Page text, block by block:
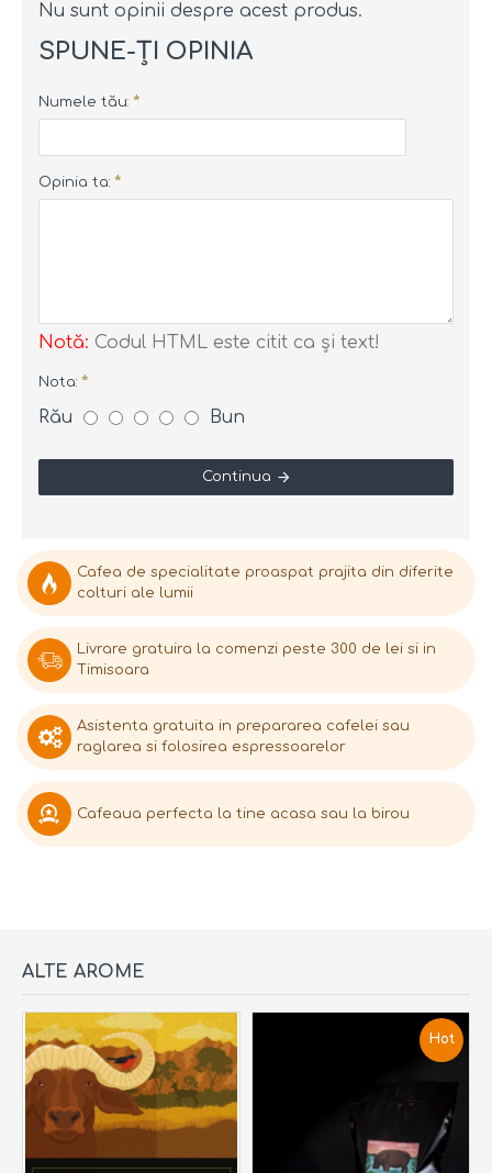
Cafea de specialitate proaspat prajita din diferite
colturi ale lumii
Livrare gratuira la comenzi peste 300 de lei si in
Timisoara
Asistenta gratuita in prepararea cafelei sau
raglarea si folosirea espressoarelor
Cafeaua perfecta la tine acasa sau la birou
Nu sunt opinii despre acest produs.
SPUNE-ŢI OPINIA
Numele tău:
Opinia ta:
Notă: Codul HTML este citit ca şi text!
Nota:
Rău Bun
Continua
ALTE AROME
Hot